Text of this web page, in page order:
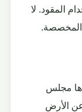
المقود. لا
المخصصة.
مجلس
عن الأرض